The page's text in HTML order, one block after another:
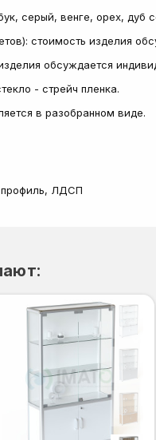
серый, венге, орех, дуб
стоимость изделия
обсуждается
- стрейч пленка.
в разобранном виде.
ЛДСП